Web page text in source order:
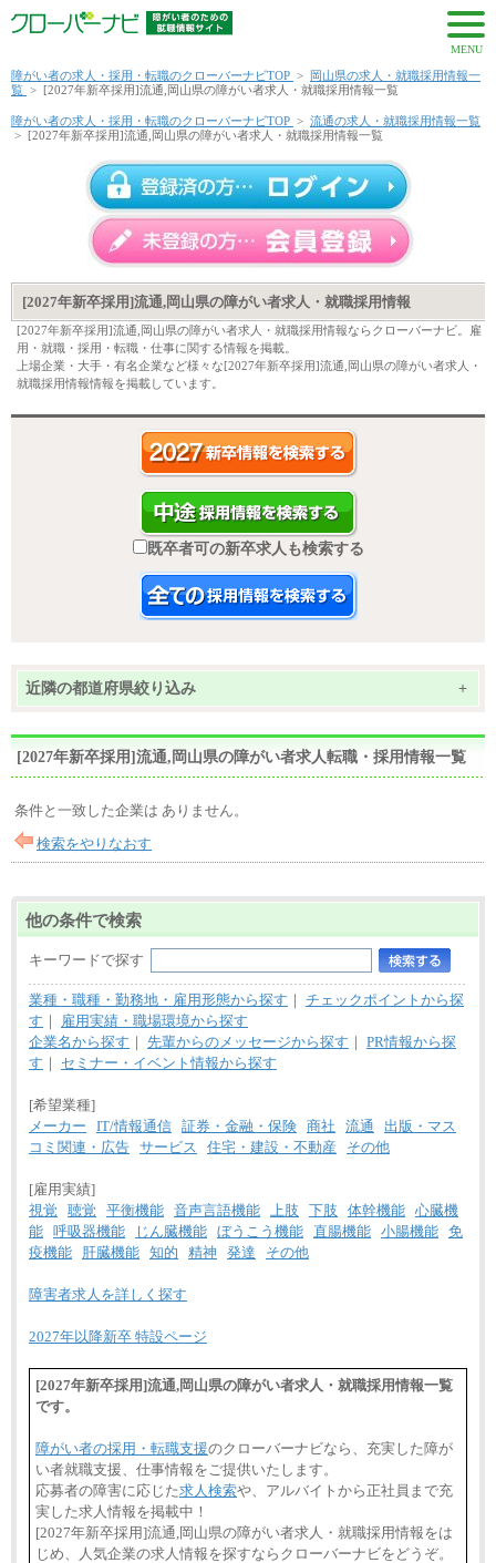
MENU
障がい者の求人・採用・転職のクローバーナビTOP >
岡山県の求人・就職採用情報一
覧 > [2027年新卒採用]流通,岡山県の障がい者求人・就職採用情報一覧
障がい者の求人・採用・転職のクローバーナビTOP > 流通の求人・就職採用情報一覧
> [2027年新卒採用]流通,岡山県の障がい者求人・就職採用情報一覧
[2027年新卒採用]流通,岡山県の障がい者求人・就職採用情報
[2027年新卒採用]流通,岡山県の障がい者求人・就職採用情報ならクローバーナビ。雇
用・就職・採用・転職・仕事に関する情報を掲載。
上場企業・大手・有名企業など様々な[2027年新卒採用]流通,岡山県の障がい者求人・
就職採用情報情報を掲載しています。
既卒者可の新卒求人も検索する
近隣の都道府県絞り込み +
[2027年新卒採用]流通,岡山県の障がい者求人転職・採用情報一覧
条件と一致した企業は ありません。
検索をやりなおす
他の条件で検索
キーワードで探す
業種・職種・勤務地・雇用形態から探す ｜ チェックポイントから探
す ｜
雇用実績・職場環境から探す
企業名から探す ｜ 先輩からのメッセージから探す ｜ PR情報から探
す ｜ セミナー・イベント情報から探す
[希望業種]
メーカー
IT/情報通信 証券・金融・保険 商社 流通
出版・マス
コミ関連・広告 サービス 住宅・建設・不動産 その他
[雇用実績]
視覚
聴覚 平衡機能 音声言語機能 上肢 下肢 体幹機能 心臓機
能 呼吸器機能 じん臓機能 ぼうこう機能 直腸機能 小腸機能 免
疫機能
肝臓機能 知的 精神 発達 その他
障害者求人を詳しく探す
2027年以降新卒 特設ページ
[2027年新卒採用]流通,岡山県の障がい者求人・就職採用情報一覧
です。
障がい者の採用・転職支援のクローバーナビなら、充実した障が
い者就職支援、仕事情報をご提供いたします。
応募者の障害に応じた求人検索や、アルバイトから正社員まで充
実した求人情報を掲載中！
[2027年新卒採用]流通,岡山県の障がい者求人・就職採用情報をは
じめ、人気企業の求人情報を探すならクローバーナビをどうぞ。